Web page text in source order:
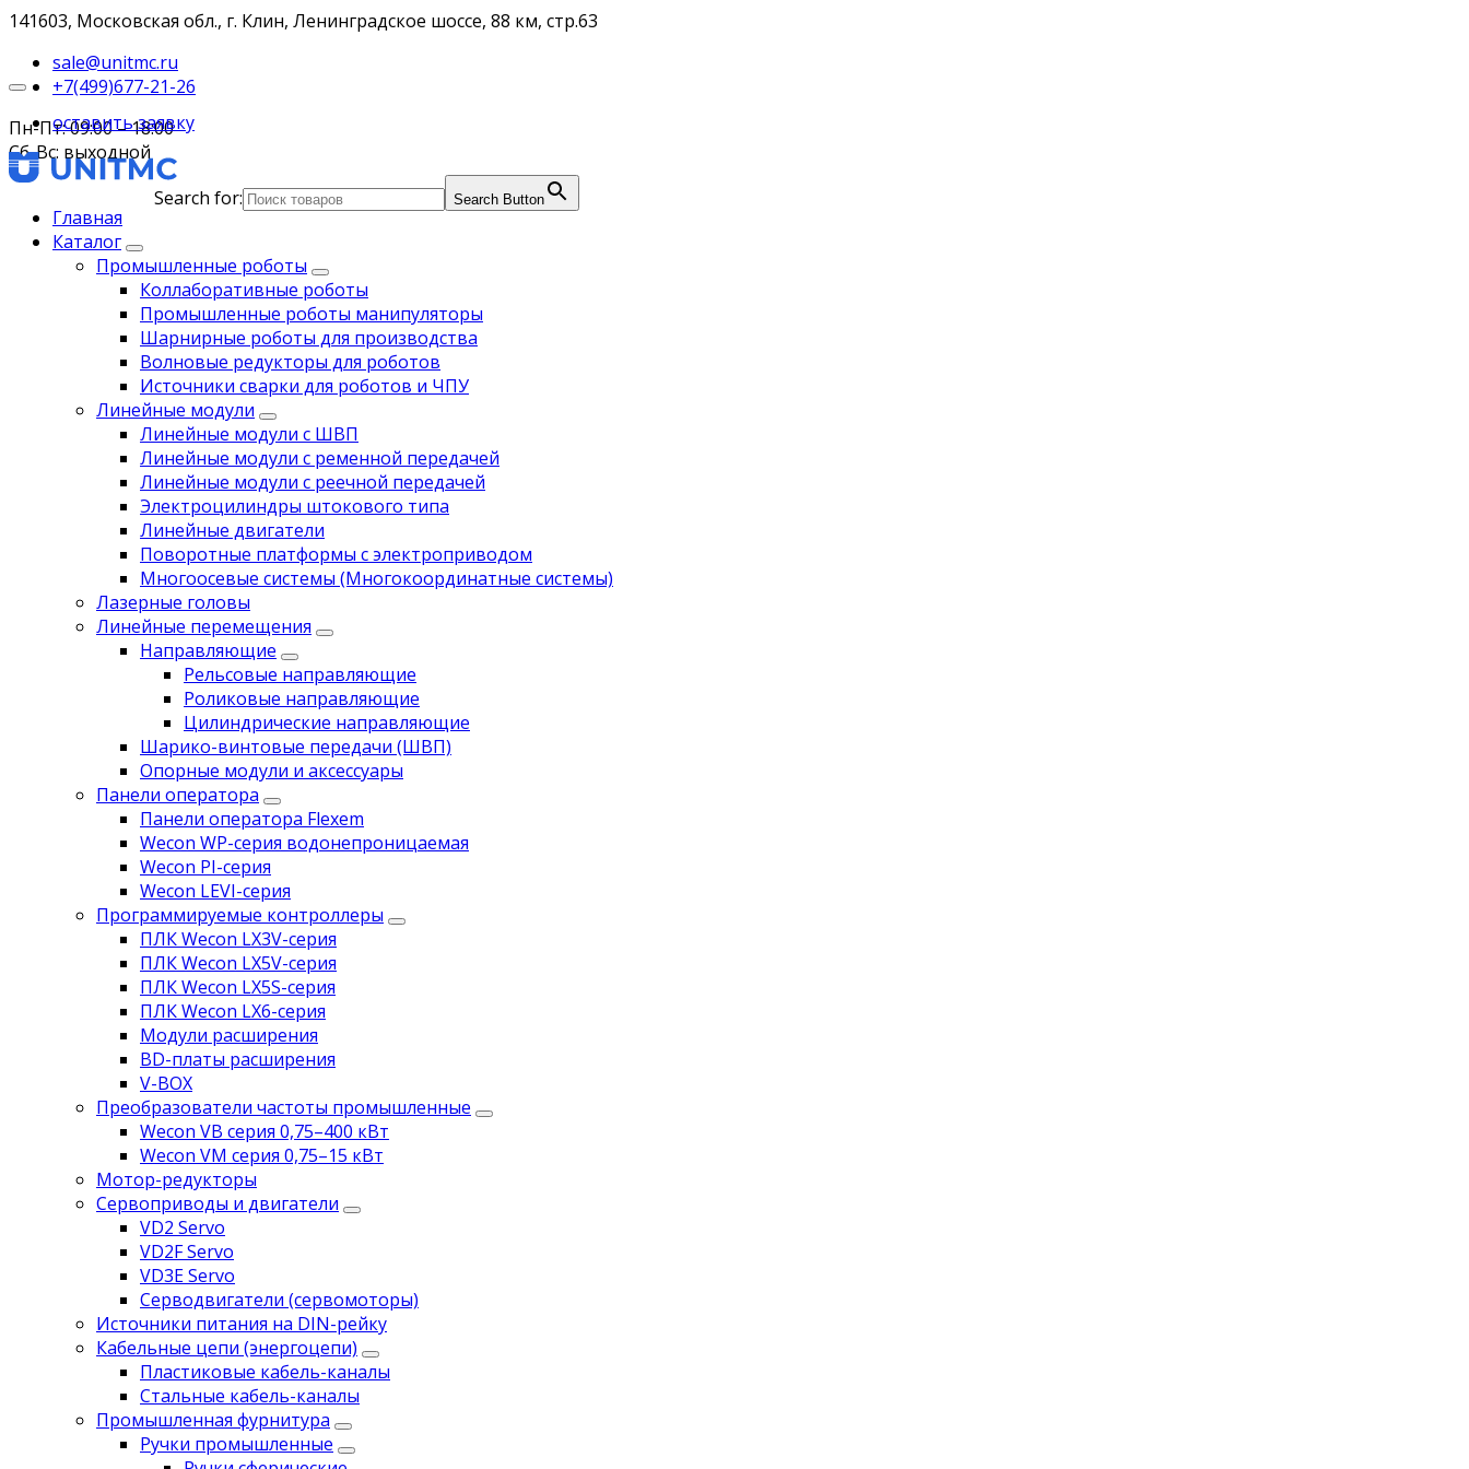
141603, Московская обл., г. Клин, Ленинградское шоссе, 88 км, стр.63
sale@unitmc.ru
+7(499)677-21-26
Пн-Пт: 09:00 – 18:00
Сб-Вс: выходной
Search for:
Search Button
оставить заявку
Главная
Каталог
Промышленные роботы
Коллаборативные роботы
Промышленные роботы манипуляторы
Шарнирные роботы для производства
Волновые редукторы для роботов
Источники сварки для роботов и ЧПУ
Линейные модули
Линейные модули с ШВП
Линейные модули с ременной передачей
Линейные модули с реечной передачей
Электроцилиндры штокового типа
Линейные двигатели
Поворотные платформы с электроприводом
Многоосевые системы (Многокоординатные системы)
Лазерные головы
Линейные перемещения
Направляющие
Рельсовые направляющие
Роликовые направляющие
Цилиндрические направляющие
Шарико-винтовые передачи (ШВП)
Опорные модули и аксессуары
Панели оператора
Панели оператора Flexem
Wecon WP-серия водонепроницаемая
Wecon PI-серия
Wecon LEVI-серия
Программируемые контроллеры
ПЛК Wecon LX3V-серия
ПЛК Wecon LX5V-серия
ПЛК Wecon LX5S-серия
ПЛК Wecon LX6-серия
Модули расширения
BD-платы расширения
V-BOX
Преобразователи частоты промышленные
Wecon VB серия 0,75–400 кВт
Wecon VM серия 0,75–15 кВт
Мотор-редукторы
Сервоприводы и двигатели
VD2 Servo
VD2F Servo
VD3E Servo
Серводвигатели (сервомоторы)
Источники питания на DIN-рейку
Кабельные цепи (энергоцепи)
Пластиковые кабель-каналы
Стальные кабель-каналы
Промышленная фурнитура
Ручки промышленные